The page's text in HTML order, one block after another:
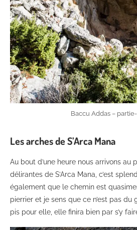
Baccu Addas –
Les arches de S’Arca Mana
Au bout d’une heure nous arrivons au
délirantes de S’Arca Mana, c’est
également que le chemin est
pierrier et je sens que ce n’est pas du
pis pour elle, elle finira bien par s’y